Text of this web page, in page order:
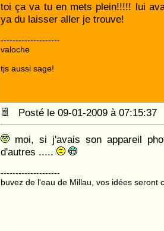
toi ça va tu en mets plein!!!!! lui
ya du laisser aller je trouve!
--------------------
valoche
tjs aussi sage!
Posté le 09-01-2009 à
moi, si j'avais son appareil
d'autres .....
--------------------
buvez de l'eau de Millau, vos idées seront